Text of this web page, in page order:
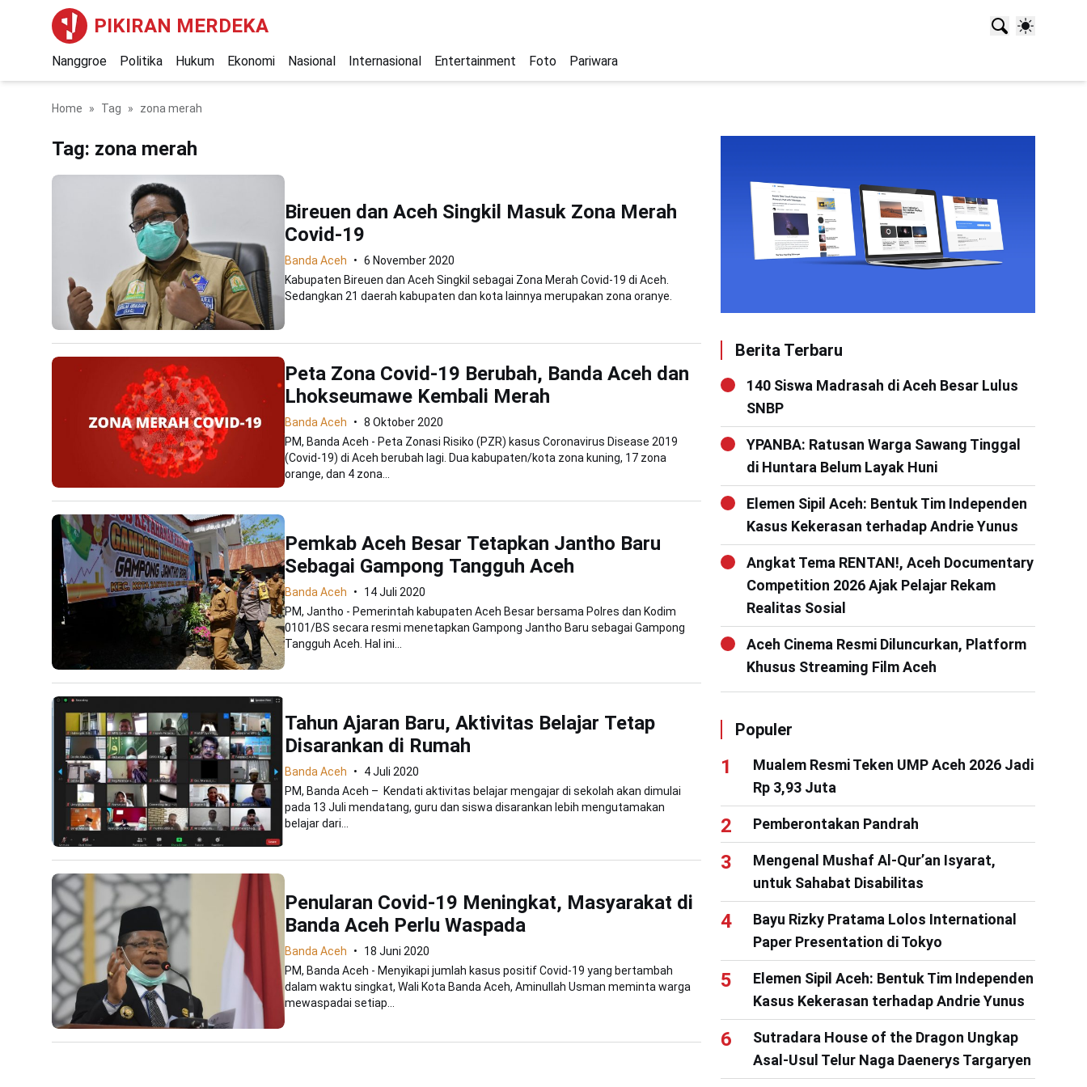
PIKIRAN MERDEKA
Nanggroe Politika Hukum Ekonomi Nasional Internasional Entertainment Foto Pariwara
Home Tag zona merah
Tag: zona merah
Bireuen dan Aceh Singkil Masuk Zona Merah
Covid-19
Banda Aceh
6 November 2020
Kabupaten Bireuen dan Aceh Singkil sebagai Zona Merah Covid-19 di Aceh.
Sedangkan 21 daerah kabupaten dan kota lainnya merupakan zona oranye.
Peta Zona Covid-19 Berubah, Banda Aceh dan
Lhokseumawe Kembali Merah
Banda Aceh
8 Oktober 2020
PM, Banda Aceh - Peta Zonasi Risiko (PZR) kasus Coronavirus Disease 2019
(Covid-19) di Aceh berubah lagi. Dua kabupaten/kota zona kuning, 17 zona
orange, dan 4 zona...
Pemkab Aceh Besar Tetapkan Jantho Baru
Sebagai Gampong Tangguh Aceh
Banda Aceh
14 Juli 2020
PM, Jantho - Pemerintah kabupaten Aceh Besar bersama Polres dan Kodim
0101/BS secara resmi menetapkan Gampong Jantho Baru sebagai Gampong
Tangguh Aceh. Hal ini...
Tahun Ajaran Baru, Aktivitas Belajar Tetap
Disarankan di Rumah
Banda Aceh
4 Juli 2020
PM, Banda Aceh – Kendati aktivitas belajar mengajar di sekolah akan dimulai
pada 13 Juli mendatang, guru dan siswa disarankan lebih mengutamakan
belajar dari...
Penularan Covid-19 Meningkat, Masyarakat di
Banda Aceh Perlu Waspada
Banda Aceh
18 Juni 2020
PM, Banda Aceh - Menyikapi jumlah kasus positif Covid-19 yang bertambah
dalam waktu singkat, Wali Kota Banda Aceh, Aminullah Usman meminta warga
mewaspadai setiap...
Berita Terbaru
140 Siswa Madrasah di Aceh Besar Lulus
SNBP
YPANBA: Ratusan Warga Sawang Tinggal
di Huntara Belum Layak Huni
Elemen Sipil Aceh: Bentuk Tim Independen
Kasus Kekerasan terhadap Andrie Yunus
Angkat Tema RENTAN!, Aceh Documentary
Competition 2026 Ajak Pelajar Rekam
Realitas Sosial
Aceh Cinema Resmi Diluncurkan, Platform
Khusus Streaming Film Aceh
Populer
Mualem Resmi Teken UMP Aceh 2026 Jadi
Rp 3,93 Juta
Pemberontakan Pandrah
Mengenal Mushaf Al-Qur’an Isyarat,
untuk Sahabat Disabilitas
Bayu Rizky Pratama Lolos International
Paper Presentation di Tokyo
Elemen Sipil Aceh: Bentuk Tim Independen
Kasus Kekerasan terhadap Andrie Yunus
Sutradara House of the Dragon Ungkap
Asal-Usul Telur Naga Daenerys Targaryen